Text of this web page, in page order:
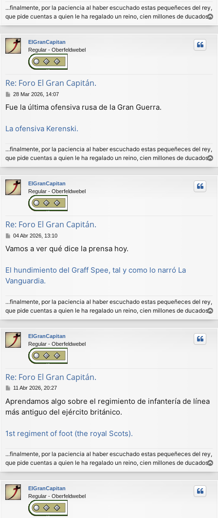
...finalmente, por la paciencia al haber escuchado estas pequeñeces del rey,
que pide cuentas a quien le ha regalado un reino, cien millones de ducados.
r
r
ElGranCapitan
Regular - Oberfeldwebel
Re: Foro El Gran Capitán.
M
n
j
28 Mar 2026, 14:07
Fue la última ofensiva rusa de la Gran Guerra.
La ofensiva Kerenski.
...finalmente, por la paciencia al haber escuchado estas pequeñeces del rey,
que pide cuentas a quien le ha regalado un reino, cien millones de ducados.
r
r
ElGranCapitan
Regular - Oberfeldwebel
Re: Foro El Gran Capitán.
M
n
a
j
e
04 Abr 2026, 13:10
Vamos a ver qué dice la prensa hoy.
El hundimiento del Graff Spee, tal y como lo narró La
Vanguardia.
...finalmente, por la paciencia al haber escuchado estas pequeñeces del rey,
que pide cuentas a quien le ha regalado un reino, cien millones de ducados.
r
r
ElGranCapitan
Regular - Oberfeldwebel
Re: Foro El Gran Capitán.
M
n
s
e
11 Abr 2026, 20:27
Aprendamos algo sobre el regimiento de infantería de línea
más antiguo del ejército británico.
1st regiment of foot (the royal Scots).
...finalmente, por la paciencia al haber escuchado estas pequeñeces del rey,
que pide cuentas a quien le ha regalado un reino, cien millones de ducados.
r
r
ElGranCapitan
Regular - Oberfeldwebel